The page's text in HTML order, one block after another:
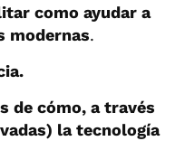
como ayudar a
modernas.
de cómo, a través
la tecnología